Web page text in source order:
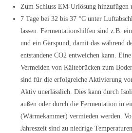
Zum Schluss EM-Urlösung hinzufügen
7 Tage bei 32 bis 37 °C unter
lassen. Fermentationshilfen sind z.B.
und ein Gärspund, damit das während
entstandene CO2 entweichen kann.
Vermeiden von Kältebrücken zum
sind für die erfolgreiche Aktivierung
Aktiv unerlässlich. Dies kann durch
außen oder durch die Fermentation in
(Wärmekammer) vermieden werden.
Jahreszeit sind zu niedrige